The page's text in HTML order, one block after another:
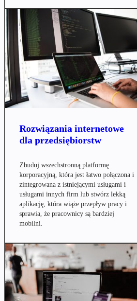
Rozwiązania internetowe
dla przedsiębiorstw
Zbuduj wszechstronną platformę
korporacyjną, która jest łatwo połączona i
zintegrowana z istniejącymi usługami i
usługami innych firm lub stwórz lekką
aplikację, która wiąże przepływ pracy i
sprawia, że pracownicy są bardziej
mobilni.